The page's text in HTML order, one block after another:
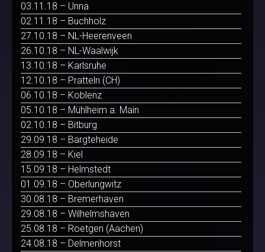
03.11.18 – Unna
02.11.18 – Buchholz
27.10.18 – NL-Heerenveen
26.10.18 – NL-Waalwijk
13.10.18 – Karlsruhe
12.10.18 – Pratteln (CH)
06.10.18 – Koblenz
05.10.18 – Mühlheim a. Main
02.10.18 – Bitburg
29.09.18 – Bargteheide
28.09.18 – Kiel
15.09.18 – Helmstedt
01.09.18 – Oberlungwitz
30.08.18 – Bremerhaven
29.08.18 – Wilhelmshaven
25.08.18 – Roetgen (Aachen)
24.08.18 – Delmenhorst